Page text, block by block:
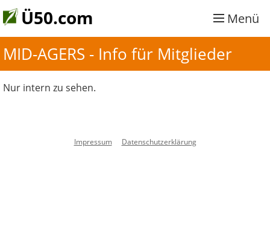
Ü50.com Menü
MID-AGERS - Info für Mitglieder
Nur intern zu sehen.
Impressum Datenschutzerklärung